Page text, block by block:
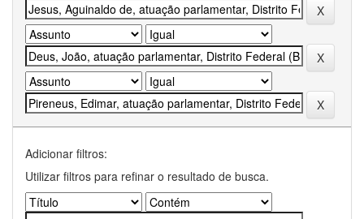
Adicionar filtros:
Utilizar filtros para refinar o resultado de busca.